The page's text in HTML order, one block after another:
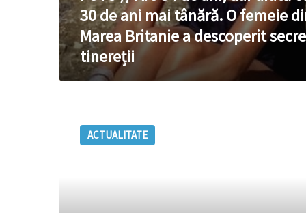
din
Marea
Britanie
a
descoperit
secretul
30 de ani mai tânără. O femeie
Marea Britanie a descoperit
tinereții
tinerețeaACTUALITATE